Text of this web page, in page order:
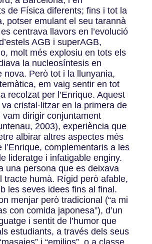
de Física diferents; fins i tot la
potser emulant el seu tarannà
centrava llavors en l’evolució
AGB i superAGB,
molt més explosiu en tots els
la nucleosíntesis en
nova. Però tot i la llunyania,
em vaig sentir en tot
recolzat per l’Enrique. Aquest
cristal·litzar en la primera de
vam dirigir conjuntament
2003), experiència que
albirar altres aspectes més
l’Enrique, complementaris a les
lideratge i infatigable enginy.
una persona que es deixava
tracte humà. Rígid però afable,
les seves idees fins al final.
menjar però tradicional (“a mi
con comida japonesa”), d’un
i sentit de l’humor que
estudiants, a través dels seus
i “emilios”, o a classe